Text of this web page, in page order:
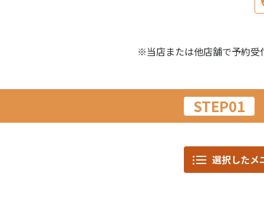
※当店または他店舗で予約受
STEP01
選択したメ